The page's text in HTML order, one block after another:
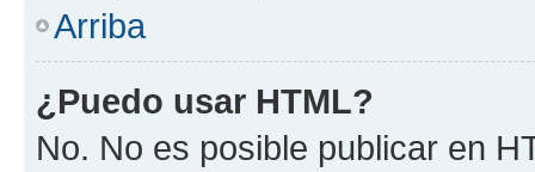
Arriba
¿Puedo usar HTML?
No. No es posible publicar en